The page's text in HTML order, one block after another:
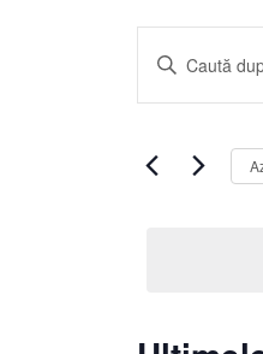
Navigare
în
vizualizări
și
cuvântul
Caută
cuvântul